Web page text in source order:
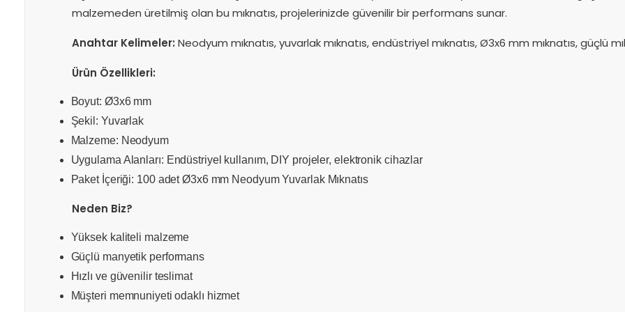
malzemeden üretilmiş olan bu mıknatıs, projelerinizde güvenilir bir performans sunar.
Anahtar Kelimeler: Neodyum mıknatıs, yuvarlak mıknatıs, endüstriyel mıknatıs, Ø3x6 mm mıknatıs, güçlü
Ürün Özellikleri:
Boyut: Ø3x6 mm
Şekil: Yuvarlak
Malzeme: Neodyum
Uygulama Alanları: Endüstriyel kullanım, DIY projeler, elektronik cihazlar
Paket İçeriği: 100 adet Ø3x6 mm Neodyum Yuvarlak Mıknatıs
Neden Biz?
Yüksek kaliteli malzeme
Güçlü manyetik performans
Hızlı ve güvenilir teslimat
Müşteri memnuniyeti odaklı hizmet
Adınız Soyadınız
Yorumunuz
Oylama
DEĞİŞİM
İADE
İade Adresi: